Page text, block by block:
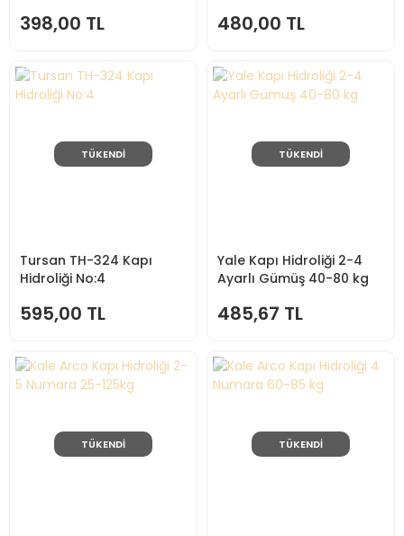
398,00 TL 480,00 TL
TÜKENDİ
Tursan TH-324 Kapı
Hidroliği No:4
595,00 TL
TÜKENDİ
Yale Kapı Hidroliği 2-4
Ayarlı Gümüş 40-80 kg
485,67 TL
TÜKENDİ TÜKENDİ